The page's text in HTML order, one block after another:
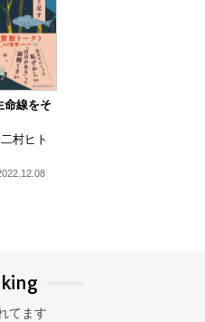
命線をそ
村ヒト
てます